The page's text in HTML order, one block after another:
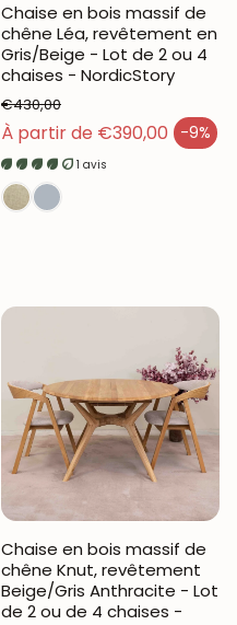
Chaise en bois massif de
chêne Léa, revêtement en
Gris/Beige - Lot de 2 ou 4
chaises - NordicStory
À partir de €390,00 -9%
Prix en solde
Prix habituel
€430,00
1 avis
Chaise en bois massif de
chêne Knut, revêtement
Beige/Gris Anthracite - Lot
de 2 ou de 4 chaises -